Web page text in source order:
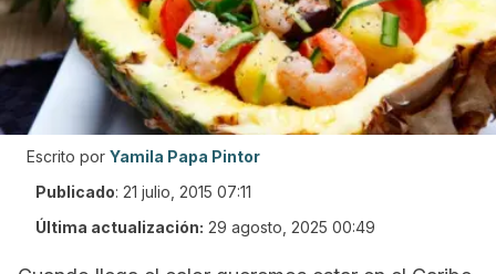
Escrito por Yamila Papa Pintor
Publicado: 21 julio, 2015 07:11
Última actualización: 29 agosto, 2025 00:49